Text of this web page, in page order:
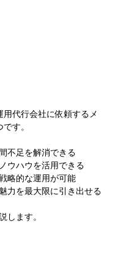
代行会社に依頼するメ
す。
不足を解消できる
ウハウを活用できる
略的な運用が可能
力を最大限に引き出せる
します。